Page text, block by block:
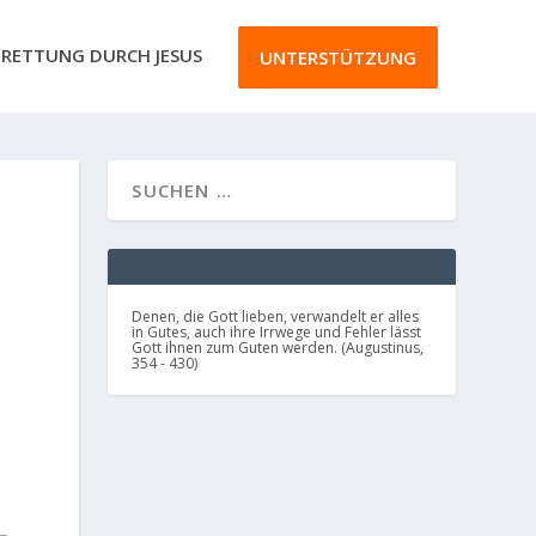
RETTUNG DURCH JESUS UNTERSTÜTZUNG
Denen, die Gott lieben, verwandelt er alles
in Gutes, auch ihre Irrwege und Fehler lässt
Gott ihnen zum Guten werden. (Augustinus,
354 - 430)